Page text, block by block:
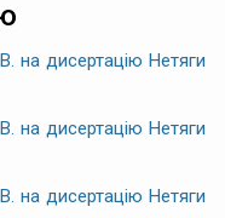
на дисертацію Нетяги
на дисертацію Нетяги
на дисертацію Нетяги